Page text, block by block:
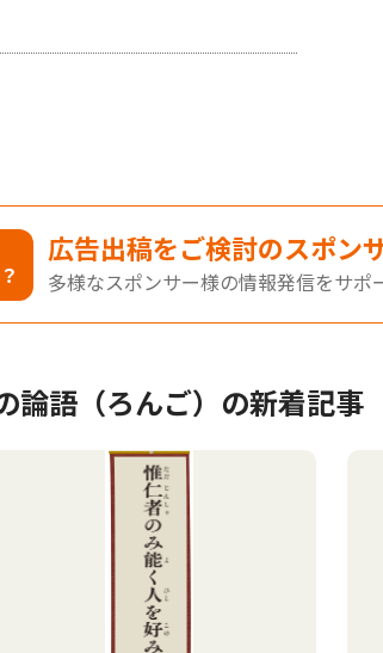
広告出稿をご検討のスポン
多様なスポンサー様の情報発信をサポ
論語（ろんご）の新着記事